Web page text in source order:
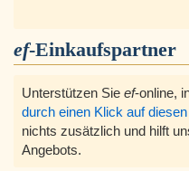
ef-Einkaufspartner
Unterstützen Sie ef-online,
durch einen Klick auf
nichts zusätzlich und hilft
Angebots.